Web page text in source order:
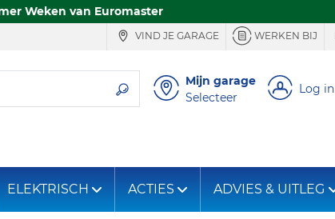
Weken van Euromaster
VIND JE GARAGE WERKEN BIJ
Mijn garage
Selecteer
Log in
ELEKTRISCH ACTIES ADVIES & UITLEG